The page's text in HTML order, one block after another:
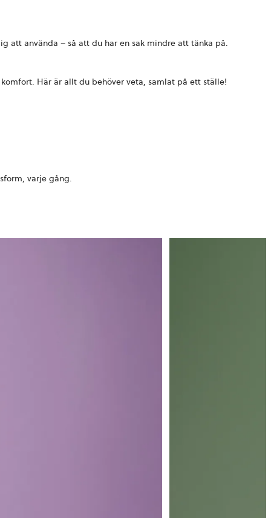
att använda – så att du har en sak mindre att tänka på.
Här är allt du behöver veta, samlat på ett ställe!
varje gång.